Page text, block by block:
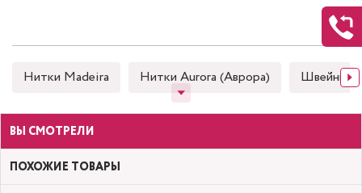
Нитки Madeira Нитки Aurora (Аврора) Швейные
ВЫ СМОТРЕЛИ
ПОХОЖИЕ ТОВАРЫ